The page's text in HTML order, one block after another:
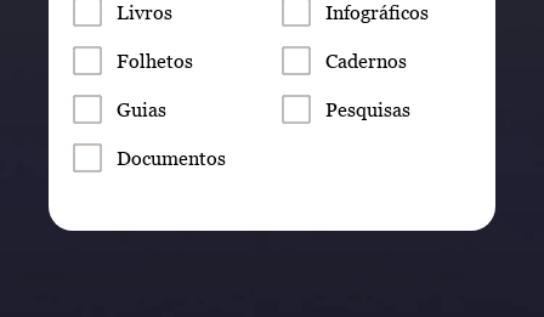
Livros Infográficos
Folhetos Cadernos
Guias Pesquisas
Documentos